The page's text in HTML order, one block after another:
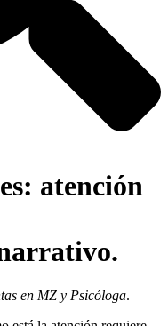
atención
en MZ y Psicóloga.